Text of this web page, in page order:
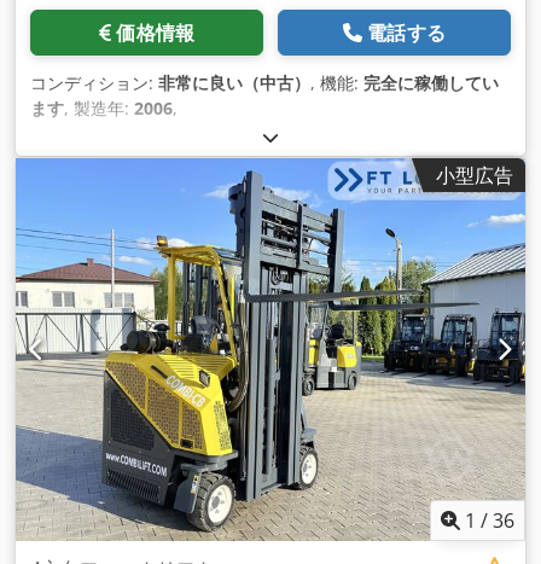
価格情報 電話する
コンディション: 非常に良い（中古） , 機能: 完全に稼働してい
ます, 製造年: 2006,
小型広告
1 /36